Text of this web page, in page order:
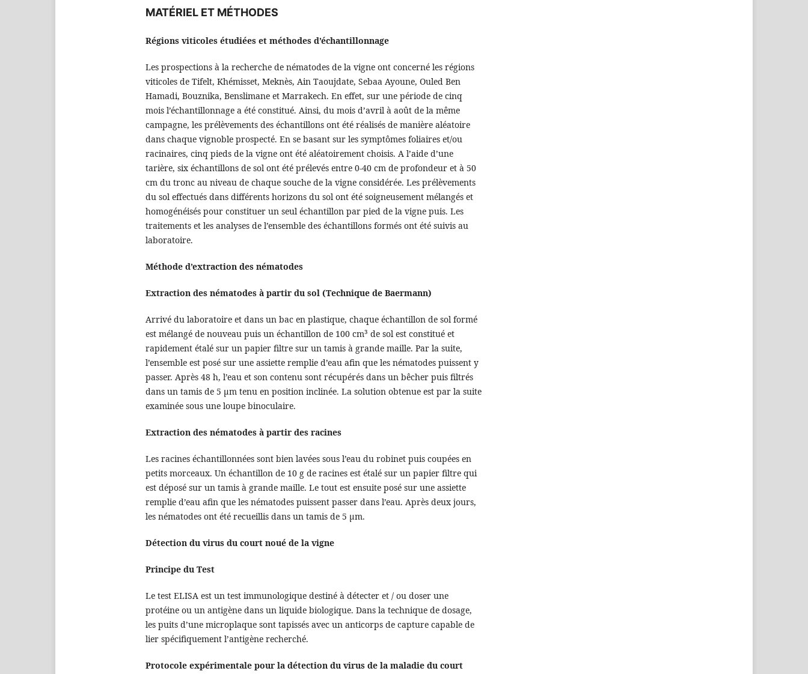
MATÉRIEL ET MÉTHODES
Régions viticoles étudiées et méthodes d’échantillonnage
Les prospections à la recherche de nématodes de la vigne ont concerné les régions
viticoles de Tifelt, Khémisset, Meknès, Ain Taoujdate, Sebaa Ayoune, Ouled Ben
Hamadi, Bouznika, Benslimane et Marrakech. En effet, sur une période de cinq
mois l’échantillonnage a été constitué. Ainsi, du mois d’avril à août de la même
campagne, les prélèvements des échantillons ont été réalisés de manière aléatoire
dans chaque vignoble prospecté. En se basant sur les symptômes foliaires et/ou
racinaires, cinq pieds de la vigne ont été aléatoirement choisis. A l’aide d’une
tarière, six échantillons de sol ont été prélevés entre 0-40 cm de profondeur et à 50
cm du tronc au niveau de chaque souche de la vigne considérée. Les prélèvements
du sol effectués dans différents horizons du sol ont été soigneusement mélangés et
homogénéisés pour constituer un seul échantillon par pied de la vigne puis. Les
traitements et les analyses de l’ensemble des échantillons formés ont été suivis au
laboratoire.
Méthode d’extraction des nématodes
Extraction des nématodes à partir du sol (Technique de Baermann)
Arrivé du laboratoire et dans un bac en plastique, chaque échantillon de sol formé
est mélangé de nouveau puis un échantillon de 100 cm³ de sol est constitué et
rapidement étalé sur un papier filtre sur un tamis à grande maille. Par la suite,
l’ensemble est posé sur une assiette remplie d’eau afin que les nématodes puissent y
passer. Après 48 h, l’eau et son contenu sont récupérés dans un bêcher puis filtrés
dans un tamis de 5 µm tenu en position inclinée. La solution obtenue est par la suite
examinée sous une loupe binoculaire.
Extraction des nématodes à partir des racines
Les racines échantillonnées sont bien lavées sous l’eau du robinet puis coupées en
petits morceaux. Un échantillon de 10 g de racines est étalé sur un papier filtre qui
est déposé sur un tamis à grande maille. Le tout est ensuite posé sur une assiette
remplie d’eau afin que les nématodes puissent passer dans l’eau. Après deux jours,
les nématodes ont été recueillis dans un tamis de 5 µm.
Détection du virus du court noué de la vigne
Principe du Test
Le test ELISA est un test immunologique destiné à détecter et / ou doser une
protéine ou un antigène dans un liquide biologique. Dans la technique de dosage,
les puits d’une microplaque sont tapissés avec un anticorps de capture capable de
lier spécifiquement l’antigène recherché.
Protocole expérimentale pour la détection du virus de la maladie du court